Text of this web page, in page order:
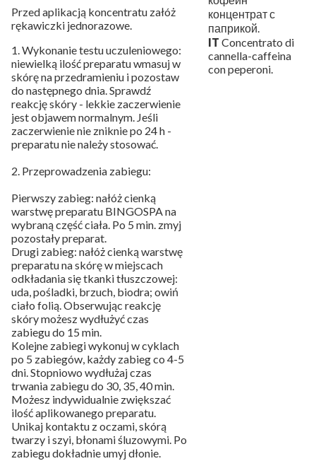
Przed aplikacją koncentratu załóż
rękawiczki jednorazowe.
1. Wykonanie testu uczuleniowego:
niewielką ilość preparatu wmasuj w
skórę na przedramieniu i pozostaw
do następnego dnia. Sprawdź
reakcję skóry - lekkie zaczerwienie
jest objawem normalnym. Jeśli
zaczerwienie nie zniknie po 24 h -
preparatu nie należy stosować.
2. Przeprowadzenia zabiegu:
Pierwszy zabieg: nałóż cienką
warstwę preparatu BINGOSPA na
wybraną część ciała. Po 5 min. zmyj
pozostały preparat.
Drugi zabieg: nałóż cienką warstwę
preparatu na skórę w miejscach
odkładania się tkanki tłuszczowej:
uda, pośladki, brzuch, biodra; owiń
ciało folią. Obserwując reakcję
skóry możesz wydłużyć czas
zabiegu do 15 min.
Kolejne zabiegi wykonuj w cyklach
po 5 zabiegów, każdy zabieg co 4-5
dni. Stopniowo wydłużaj czas
trwania zabiegu do 30, 35, 40 min.
Możesz indywidualnie zwiększać
ilość aplikowanego preparatu.
Unikaj kontaktu z oczami, skórą
twarzy i szyi, błonami śluzowymi. Po
zabiegu dokładnie umyj dłonie.
концентрат с
паприкой.
IT Concentrato di
cannella-caffeina
con peperoni.